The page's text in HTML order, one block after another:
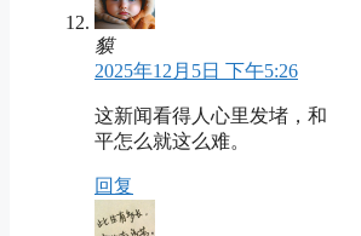
貘
2025年12月5日 下午5:26
这新闻看得人心里发堵，和
平怎么就这么难。
回复